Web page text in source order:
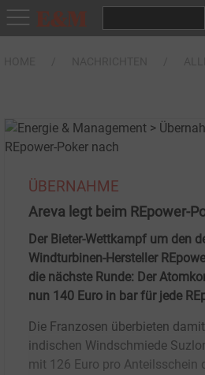
ÜBERNAHME
Areva legt beim REpower-
Der Bieter-Wettkampf um den
Windturbinen-Hersteller
die nächste Runde: Der
nun 140 Euro in bar für jede
Die Franzosen überbieten
indischen Windschmiede
mit 126 Euro pro Anteilsschein